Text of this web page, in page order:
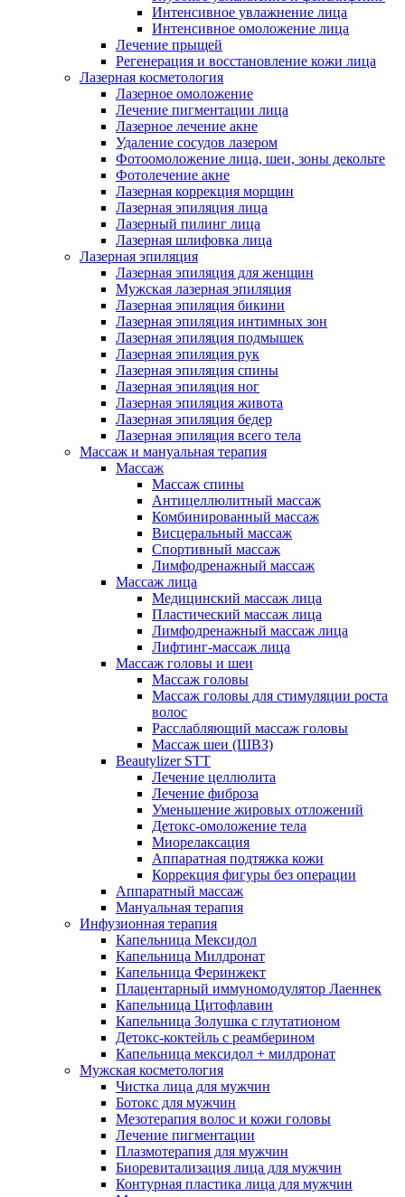
Интенсивное увлажнение лица
Интенсивное омоложение лица
Лечение прыщей
Регенерация и восстановление кожи лица
Лазерная косметология
Лазерное омоложение
Лечение пигментации лица
Лазерное лечение акне
Удаление сосудов лазером
Фотоомоложение лица, шеи, зоны декольте
Фотолечение акне
Лазерная коррекция морщин
Лазерная эпиляция лица
Лазерный пилинг лица
Лазерная шлифовка лица
Лазерная эпиляция
Лазерная эпиляция для женщин
Мужская лазерная эпиляция
Лазерная эпиляция бикини
Лазерная эпиляция интимных зон
Лазерная эпиляция подмышек
Лазерная эпиляция рук
Лазерная эпиляция спины
Лазерная эпиляция ног
Лазерная эпиляция живота
Лазерная эпиляция бедер
Лазерная эпиляция всего тела
Массаж и мануальная терапия
Массаж
Массаж спины
Антицеллюлитный массаж
Комбинированный массаж
Висцеральный массаж
Спортивный массаж
Лимфодренажный массаж
Массаж лица
Медицинский массаж лица
Пластический массаж лица
Лимфодренажный массаж лица
Лифтинг-массаж лица
Массаж головы и шеи
Массаж головы
Массаж головы для стимуляции роста
волос
Расслабляющий массаж головы
Массаж шеи (ШВЗ)
Beautylizer STT
Лечение целлюлита
Лечение фиброза
Уменьшение жировых отложений
Детокс-омоложение тела
Миорелаксация
Аппаратная подтяжка кожи
Коррекция фигуры без операции
Аппаратный массаж
Мануальная терапия
Инфузионная терапия
Капельница Мексидол
Капельница Милдронат
Капельница Феринжект
Плацентарный иммуномодулятор Лаеннек
Капельница Цитофлавин
Капельница Золушка с глутатионом
Детокс-коктейль с реамберином
Капельница мексидол + милдронат
Мужская косметология
Чистка лица для мужчин
Ботокс для мужчин
Мезотерапия волос и кожи головы
Лечение пигментации
Плазмотерапия для мужчин
Биоревитализация лица для мужчин
Контурная пластика лица для мужчин